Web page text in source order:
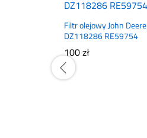
Filtr olejowy John Deere
DZ118286 RE59754
100zł